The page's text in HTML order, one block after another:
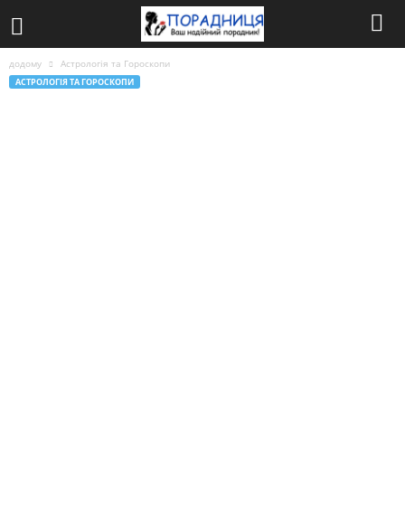
додому Астрологія та Гороскопи
АСТРОЛОГІЯ ТА ГОРОСКОПИ